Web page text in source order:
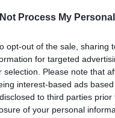
Process My
opt-out of the sale, sharing
for targeted
selection. Please note that
interest-based ads
to third parties
of your personal
Belépés Facebookkal